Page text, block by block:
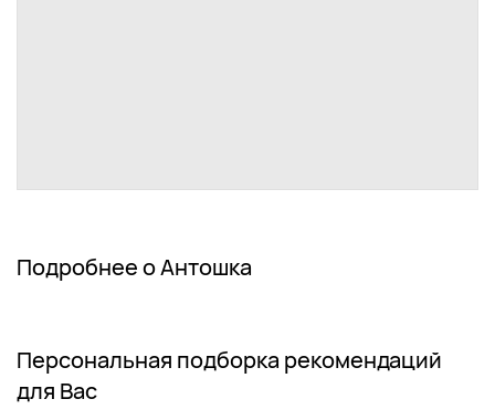
Подробнее о Антошка
Персональная подборка рекомендаций
для Вас